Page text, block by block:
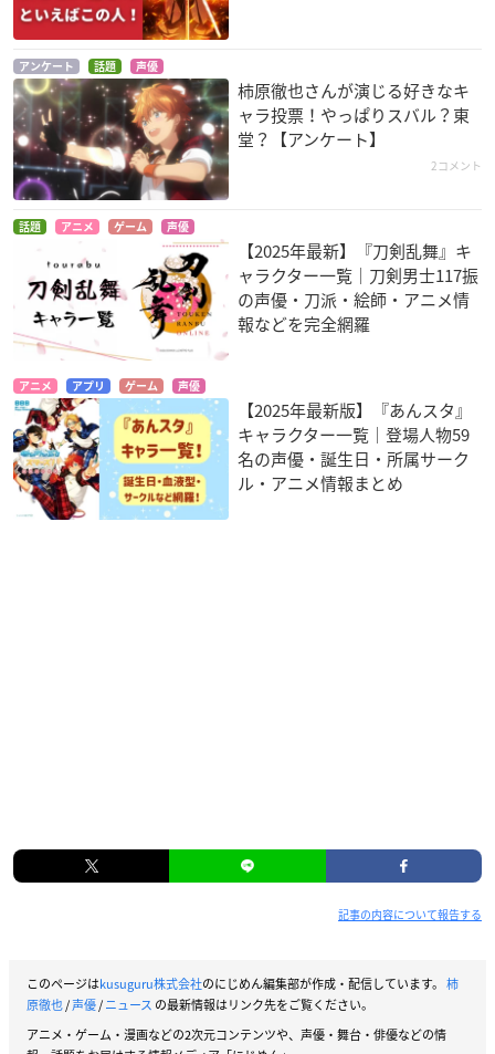
アンケート 話題 声優
柿原徹也さんが演じる好きなキ
ャラ投票！やっぱりスバル？東
堂？【アンケート】
2コメント
話題 アニメ ゲーム 声優
【2025年最新】『刀剣乱舞』キ
ャラクター一覧｜刀剣男士117振
の声優・刀派・絵師・アニメ情
報などを完全網羅
アニメ アプリ ゲーム 声優
【2025年最新版】『あんスタ』
キャラクター一覧｜登場人物59
名の声優・誕生日・所属サーク
ル・アニメ情報まとめ
記事の内容について報告する
このページはkusuguru株式会社のにじめん編集部が作成・配信しています。 柿
原徹也/声優/ニュース の最新情報はリンク先をご覧ください。
アニメ・ゲーム・漫画などの2次元コンテンツや、声優・舞台・俳優などの情